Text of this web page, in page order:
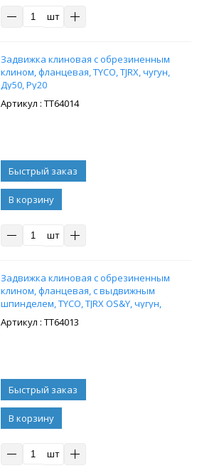
шт
Задвижка клиновая с обрезиненным
клином, фланцевая, TYCO, TJRX, чугун,
Ду50, Ру20
: ТТ64014
В корзину
шт
Задвижка клиновая с обрезиненным
клином, фланцевая, с выдвижным
шпинделем, TYCO, TJRX OS&Y, чугун,
Ду400, Ру16: ТТ64013
В корзину
шт